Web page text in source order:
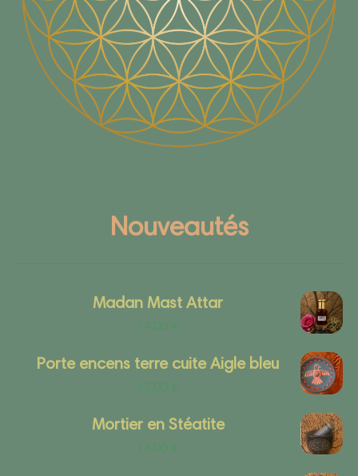
Nouveautés
Madan Mast Attar
14.00 €
Porte encens terre cuite Aigle bleu
12.00 €
Mortier en Stéatite
14.00 €